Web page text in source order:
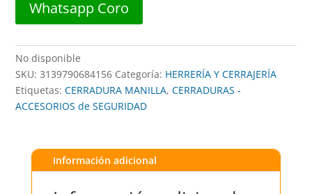
Whatsapp Coro
No disponible
SKU:3139790684156 Categoría: HERRERÍA Y CERRAJERÍA
Etiquetas:CERRADURA MANILLA,CERRADURAS -
ACCESORIOS de SEGURIDAD
Información adicional